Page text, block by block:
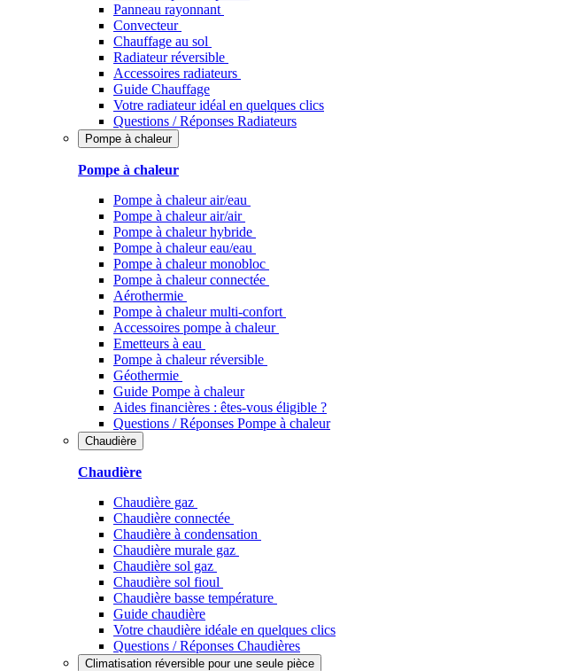
Panneau rayonnant
Convecteur
Chauffage au sol
Radiateur réversible
Accessoires radiateurs
Guide Chauffage
Votre radiateur idéal en quelques clics
Questions / Réponses Radiateurs
Pompe à chaleur
Pompe à chaleur
Pompe à chaleur air/eau
Pompe à chaleur air/air
Pompe à chaleur hybride
Pompe à chaleur​ eau/eau
Pompe à chaleur monobloc
Pompe à chaleur connectée
Aérothermie
Pompe à chaleur multi-confort
Accessoires pompe à chaleur
Emetteurs à eau
Pompe à chaleur réversible
Géothermie
Guide Pompe à chaleur
Aides financières : êtes-vous éligible ?
Questions / Réponses Pompe à chaleur
Chaudière
Chaudière
Chaudière gaz
Chaudière connectée
Chaudière à condensation
Chaudière murale gaz
Chaudière sol gaz
Chaudière sol fioul
Chaudière basse température
Guide chaudière
Votre chaudière idéale en quelques clics
Questions / Réponses Chaudières
Climatisation réversible pour une seule pièce